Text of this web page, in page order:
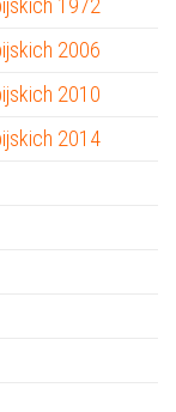
1972
2006
2010
2014